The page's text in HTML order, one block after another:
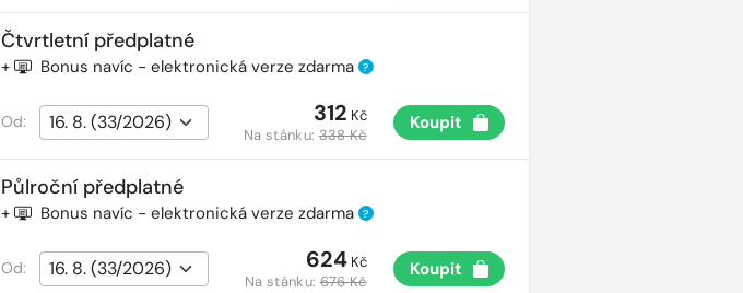
Čtvrtletní předplatné
+ Bonus navíc - elektronická verze zdarma ?
Od: 312 Kč
Na stánku:338 Kč
Koupit
Půlroční předplatné
+ Bonus navíc - elektronická verze zdarma ?
Od: 624Kč
Na stánku:676 Kč
Koupit